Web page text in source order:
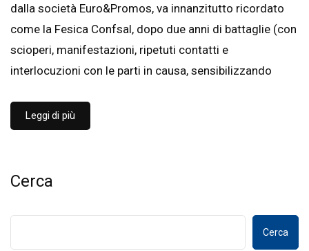
dalla società Euro&Promos, va innanzitutto ricordato
come la Fesica Confsal, dopo due anni di battaglie (con
scioperi, manifestazioni, ripetuti contatti e
interlocuzioni con le parti in causa, sensibilizzando
Leggi di più
Cerca
Cerca